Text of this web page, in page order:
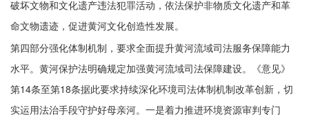
破坏文物和文化遗产违法犯罪活动，依法保护非物质文化遗产和革
命文物遗迹，促进黄河文化创造性发展。
第四部分强化体制机制，要求全面提升黄河流域司法服务保障能力
水平。黄河保护法明确规定加强黄河流域司法保障建设。《意见》
第14条至第18条据此要求持续深化环境司法体制机制改革创新，切
实运用法治手段守护好母亲河。一是着力推进环境资源审判专门